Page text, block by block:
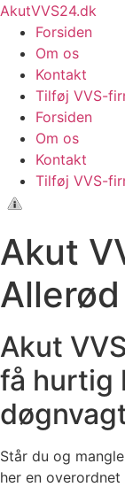
Videre
indhold
AkutVVS24.dk
Forsiden
Om os
Kontakt
Tilføj VVS-
Forsiden
Om os
Kontakt
Tilføj VVS-
Akut
Allerød
Akut
få hurtig
Står du og
her en